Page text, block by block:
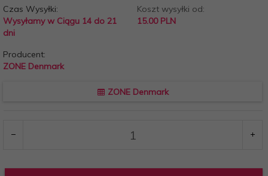
Czas Wysyłki:
Wysyłamy w Ciągu 14 do 21
dni
Koszt wysyłki od:
15.00 PLN
Producent:
ZONE Denmark
ZONE Denmark